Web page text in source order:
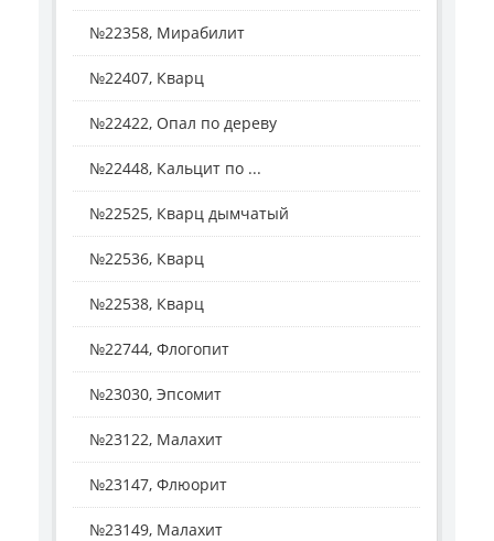
№22358, Мирабилит
№22407, Кварц
№22422, Опал по дереву
№22448, Кальцит по ...
№22525, Кварц дымчатый
№22536, Кварц
№22538, Кварц
№22744, Флогопит
№23030, Эпсомит
№23122, Малахит
№23147, Флюорит
№23149, Малахит